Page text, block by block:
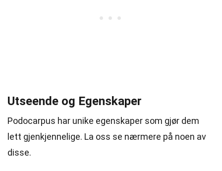
Utseende og Egenskaper
Podocarpus har unike egenskaper som gjør dem
lett gjenkjennelige. La oss se nærmere på noen av
disse.